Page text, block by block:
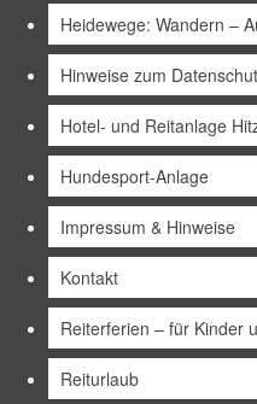
Heidewege: Wandern –
Hinweise zum
Hotel- und Reitanlage
Hundesport-Anlage
Impressum & Hinweise
Kontakt
Reiterferien – für Kinder
Reiturlaub